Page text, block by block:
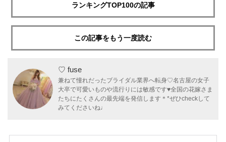
ランキングTOP100の記事
この記事をもう一度読む
♡ fuse
兼ねて憧れだったブライダル業界へ転身♡名古屋の女子
大卒で可愛いものや流行りには敏感です♥全国の花嫁さま
たちにたくさんの最先端を発信します＊*ぜひcheckして
みてくださいね♩